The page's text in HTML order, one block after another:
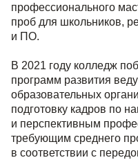
профессионального
проб для школьников,
и ПО.
В 2021 году колледж
программ развития
образовательных
подготовку кадров по
и перспективным
требующим среднего
в соответствии с